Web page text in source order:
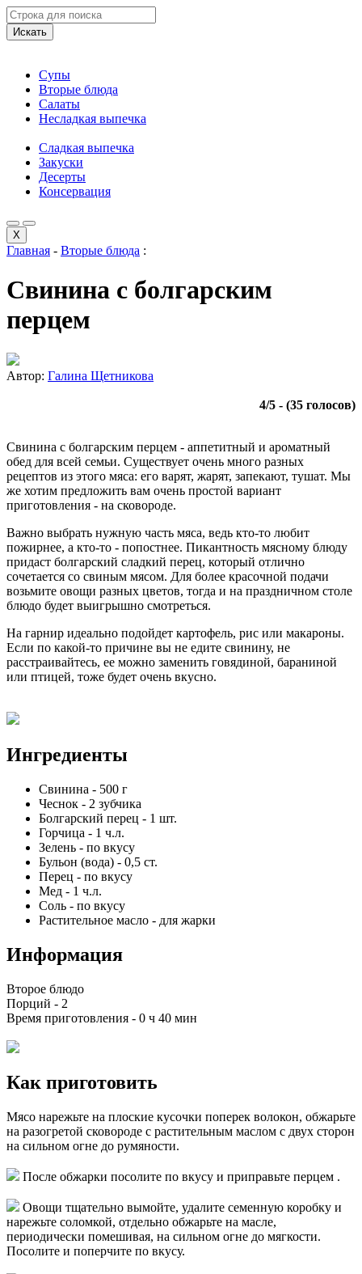
Искать
Супы
Вторые блюда
Салаты
Несладкая выпечка
Сладкая выпечка
Закуски
Десерты
Консервация
X
Главная - Вторые блюда :
Свинина с болгарским
перцем
Автор: Галина Щетникова
4/5 - (35 голосов)
Свинина с болгарским перцем - аппетитный и ароматный
обед для всей семьи. Существует очень много разных
рецептов из этого мяса: его варят, жарят, запекают, тушат. Мы
же хотим предложить вам очень простой вариант
приготовления - на сковороде.
Важно выбрать нужную часть мяса, ведь кто-то любит
пожирнее, а кто-то - попостнее. Пикантность мясному блюду
придаст болгарский сладкий перец, который отлично
сочетается со свиным мясом. Для более красочной подачи
возьмите овощи разных цветов, тогда и на праздничном столе
блюдо будет выигрышно смотреться.
На гарнир идеально подойдет картофель, рис или макароны.
Если по какой-то причине вы не едите свинину, не
расстраивайтесь, ее можно заменить говядиной, бараниной
или птицей, тоже будет очень вкусно.
Ингредиенты
Свинина - 500 г
Чеснок - 2 зубчика
Болгарский перец - 1 шт.
Горчица - 1 ч.л.
Зелень - по вкусу
Бульон (вода) - 0,5 ст.
Перец - по вкусу
Мед - 1 ч.л.
Соль - по вкусу
Растительное масло - для жарки
Информация
Второе блюдо
Порций - 2
Время приготовления - 0 ч 40 мин
Как приготовить
Мясо нарежьте на плоские кусочки поперек волокон, обжарьте
на разогретой сковороде с растительным маслом с двух сторон
на сильном огне до румяности.
После обжарки посолите по вкусу и приправьте перцем .
Овощи тщательно вымойте, удалите семенную коробку и
нарежьте соломкой, отдельно обжарьте на масле,
периодически помешивая, на сильном огне до мягкости.
Посолите и поперчите по вкусу.